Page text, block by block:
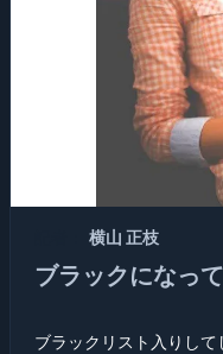
横山 正枝
ブラックになっ
ブラックリスト入りし